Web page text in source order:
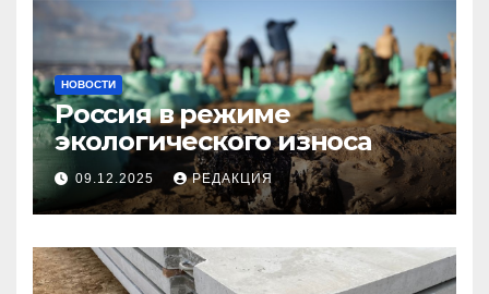
НОВОСТИ
Россия в режиме
экологического износа
09.12.2025 РЕДАКЦИЯ